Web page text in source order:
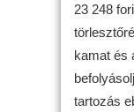
23 248
kamat és
tartozás